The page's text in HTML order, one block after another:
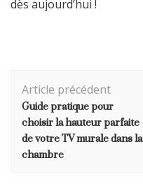
dès aujourd’hui !
d'article
Article précédent
Guide pratique pour
choisir la hauteur parfaite
de votre TV murale dans la
chambre